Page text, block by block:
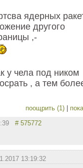
ядерных
другого
,-
у чела под ником
, а тем
поощрить (1)
# 575772
13:19:32